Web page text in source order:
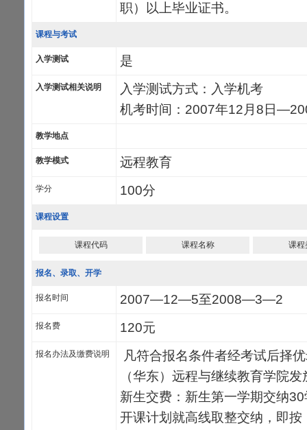
职）以上毕业证书。
课程与考试
入学测试 是
入学测试相关说明
入学测试方式：入学机考
机考时间：2007年12月8日
教学地点
教学模式 远程教育
学分 100分
课程设置
课程代码 课程名称 课程
报名、录取、开学
报名时间 2007—12—5至2008—3—2
报名费 120元
报名办法及缴费说明
凡符合报名条件者经考试后择
（华东）远程与继续教育学院
新生交费：新生第一学期交纳
开课计划就高线取整交纳，即